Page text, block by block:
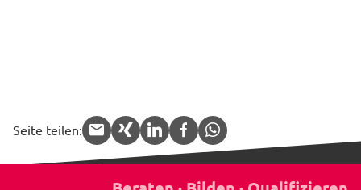
Seite teilen:
APP.share.target.mail
APP.share.target.xing